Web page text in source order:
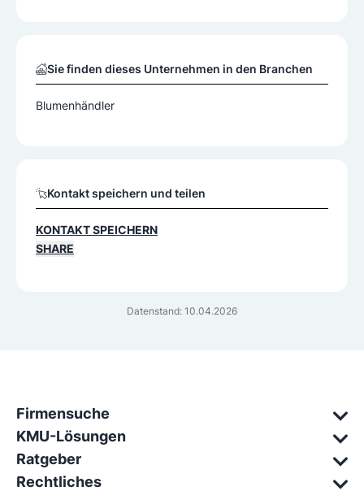
Datenstand: 10.04.2026
Sie finden dieses Unternehmen in den Branchen
Blumenhändler
Kontakt speichern und teilen
KONTAKT SPEICHERN
SHARE
Firmensuche
KMU-Lösungen
Ratgeber
Rechtliches